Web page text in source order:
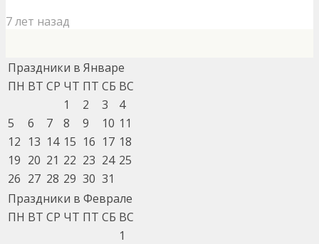
7 лет назад
Праздники в Январе
ПН ВТ СР ЧТ ПТ СБ ВС
1
2 3
4
5
6 7 8 9 10 11
12 13 14 15 16 17 18
19 20 21 22 23 24 25
26 27 28 29 30 31
Праздники в Феврале
ПН ВТ СР ЧТ ПТ СБ ВС
1